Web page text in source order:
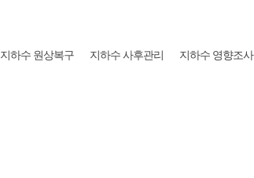
지하수 원상복구 지하수 사후관리 지하수 영향조사